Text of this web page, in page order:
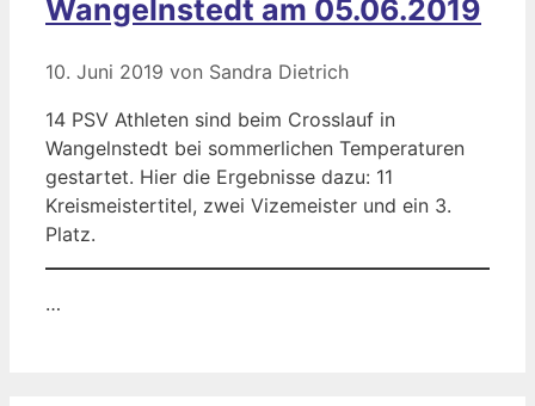
Wangelnstedt am 05.06.2019
10. Juni 2019 von Sandra Dietrich
14 PSV Athleten sind beim Crosslauf in
Wangelnstedt bei sommerlichen Temperaturen
gestartet. Hier die Ergebnisse dazu: 11
Kreismeistertitel, zwei Vizemeister und ein 3.
Platz.
…